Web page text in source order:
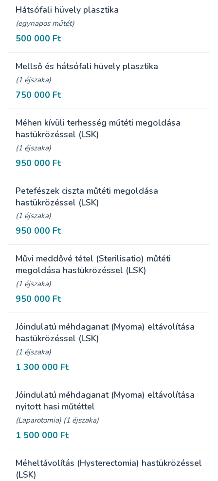
Hátsófali hüvely plasztika
(egynapos műtét)
500 000 Ft
Mellső és hátsófali hüvely plasztika
(1 éjszaka)
750 000 Ft
Méhen kívüli terhesség műtéti megoldása
hastükrözéssel (LSK)
(1 éjszaka)
950 000 Ft
Petefészek ciszta műtéti megoldása
hastükrözéssel (LSK)
(1 éjszaka)
950 000 Ft
Művi meddővé tétel (Sterilisatio) műtéti
megoldása hastükrözéssel (LSK)
(1 éjszaka)
950 000 Ft
Jóindulatú méhdaganat (Myoma) eltávolítása
hastükrözéssel (LSK)
(1 éjszaka)
1 300 000 Ft
Jóindulatú méhdaganat (Myoma) eltávolítása
nyitott hasi műtéttel
(Laparotomia) (1 éjszaka)
1 500 000 Ft
Méheltávolítás (Hysterectomia) hastükrözéssel
(LSK)